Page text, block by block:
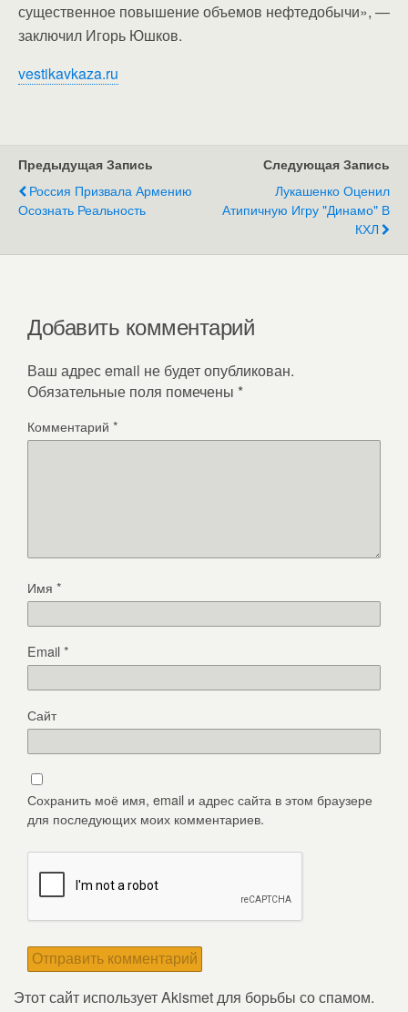
существенное повышение объемов нефтедобычи», —
заключил Игорь Юшков.
vestikavkaza.ru
Предыдущая Запись
Россия Призвала Армению
Осознать Реальность
Следующая Запись
Лукашенко Оценил
Атипичную Игру "Динамо" В
КХЛ
Добавить комментарий
Ваш адрес email не будет опубликован.
Обязательные поля помечены *
Комментарий *
Имя *
Email*
Сайт
Сохранить моё имя, email и адрес сайта в этом браузере
для последующих моих комментариев.
Этот сайт использует Akismet для борьбы со спамом.